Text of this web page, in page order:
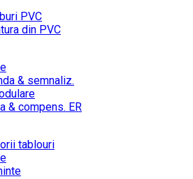
PVC
din PVC
& semnaliz.
& compens. ER
tablouri